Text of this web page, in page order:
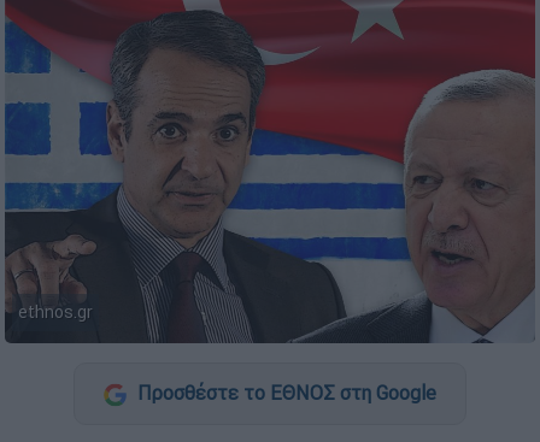
ethnos.gr
Προσθέστε το ΕΘΝΟΣ στη Google